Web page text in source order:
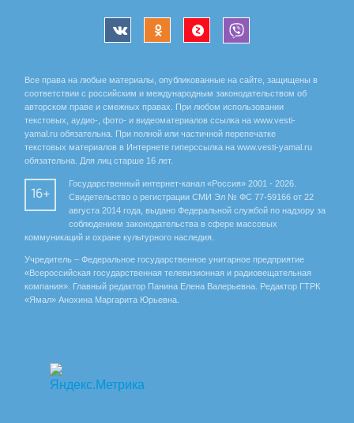
Все права на любые материалы, опубликованные на сайте, защищены в
соответствии с российским и международным законодательством об
авторском праве и смежных правах. При любом использовании
текстовых, аудио-, фото- и видеоматериалов ссылка на www.vesti-
yamal.ru обязательна. При полной или частичной перепечатке
текстовых материалов в Интернете гиперссылка на www.vesti-yamal.ru
обязательна. Для лиц старше 16 лет.
16+
Государственный интернет-канал «Россия» 2001 - 2026.
Свидетельство о регистрации СМИ Эл № ФС 77-59166 от 22
августа 2014 года, выдано Федеральной службой по надзору за
соблюдением законодательства в сфере массовых
коммуникаций и охране культурного наследия.
Учредитель – Федеральное государственное унитарное предприятие
«Всероссийская государственная телевизионная и радиовещательная
компания». Главный редактор Панина Елена Валерьевна. Редактор ГТРК
«Ямал» Анохина Маргарита Юрьевна.